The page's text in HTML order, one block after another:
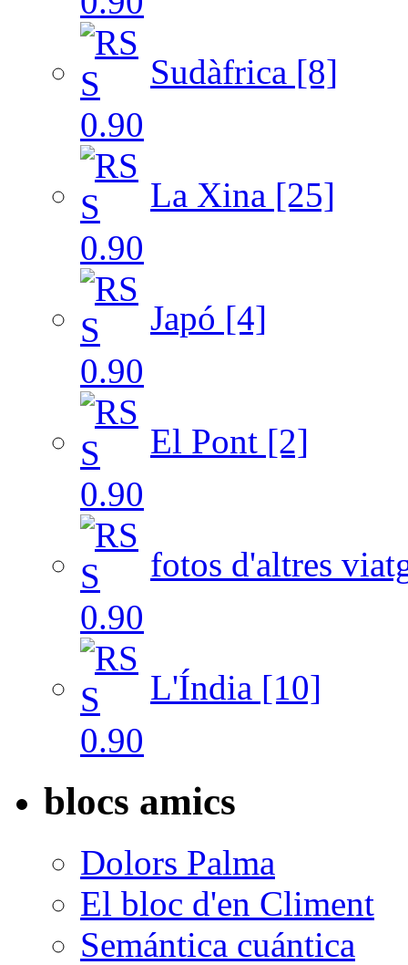
Sudàfrica [8]
La Xina [25]
Japó [4]
El Pont [2]
fotos d'altres
L'Índia [10]
blocs amics
Dolors Palma
El bloc d'en Climent
Semántica cuántica